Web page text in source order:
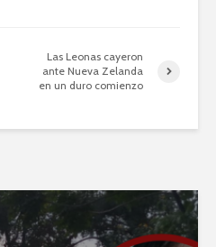
Las Leonas cayeron
ante Nueva Zelanda
en un duro comienzo